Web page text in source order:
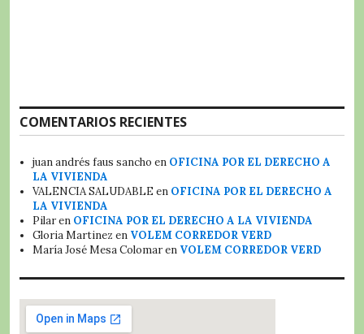
COMENTARIOS RECIENTES
juan andrés faus sancho en OFICINA POR EL DERECHO A
LA VIVIENDA
VALENCIA SALUDABLE en OFICINA POR EL DERECHO A
LA VIVIENDA
Pilaren OFICINA POR EL DERECHO A LA VIVIENDA
Gloria Martinez en VOLEM CORREDOR VERD
María José Mesa Colomaren VOLEM CORREDOR VERD